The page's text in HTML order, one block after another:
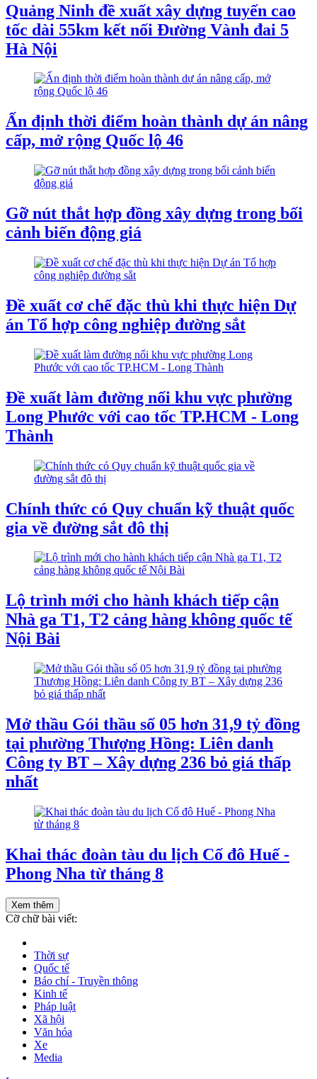
Quảng Ninh đề xuất xây dựng tuyến cao
tốc dài 55km kết nối Đường Vành đai 5
Hà Nội
Ấn định thời điểm hoàn thành dự án nâng
cấp, mở rộng Quốc lộ 46
Gỡ nút thắt hợp đồng xây dựng trong bối
cảnh biến động giá
Đề xuất cơ chế đặc thù khi thực hiện Dự
án Tổ hợp công nghiệp đường sắt
Đề xuất làm đường nối khu vực phường
Long Phước với cao tốc TP.HCM - Long
Thành
Chính thức có Quy chuẩn kỹ thuật quốc
gia về đường sắt đô thị
Lộ trình mới cho hành khách tiếp cận
Nhà ga T1, T2 cảng hàng không quốc tế
Nội Bài
Mở thầu Gói thầu số 05 hơn 31,9 tỷ đồng
tại phường Thượng Hồng: Liên danh
Công ty BT – Xây dựng 236 bỏ giá thấp
nhất
Khai thác đoàn tàu du lịch Cố đô Huế -
Phong Nha từ tháng 8
Xem thêm
Cỡ chữ bài viết:
Thời sự
Quốc tế
Báo chí - Truyền thông
Kinh tế
Pháp luật
Xã hội
Văn hóa
Xe
Media